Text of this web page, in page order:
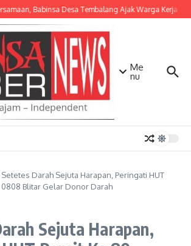
Babinsa Desa Tembalang Ajak Warga Kerja
Me
nu
Setetes Darah Sejuta Harapan, Peringati HUT
Blitar Gelar Donor Darah
Sejuta Harapan,